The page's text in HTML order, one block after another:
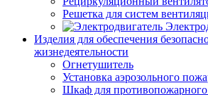
Решетка для систем
Изделия для обеспечения
жизнедеятельности
Огнетушитель
Установка аэрозольного
Шкаф для противопожарного